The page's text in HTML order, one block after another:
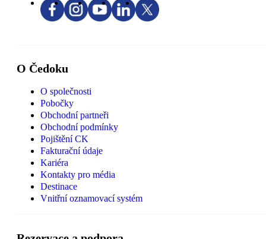
O Čedoku
O společnosti
Pobočky
Obchodní partneři
Obchodní podmínky
Pojištění CK
Fakturační údaje
Kariéra
Kontakty pro média
Destinace
Vnitřní oznamovací systém